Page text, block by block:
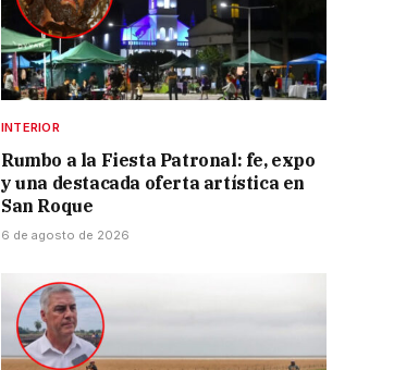
INTERIOR
Rumbo a la Fiesta Patronal: fe, expo
y una destacada oferta artística en
San Roque
6 de agosto de 2026